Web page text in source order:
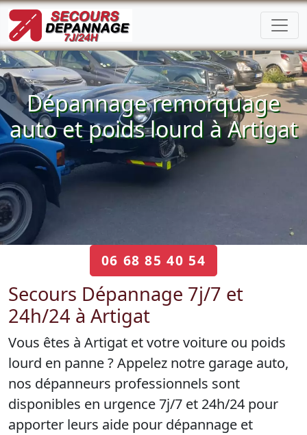
Dépannage remorquage
auto et poids lourd à Artigat
06 68 85 40 54
Secours Dépannage 7j/7 et
24h/24 à Artigat
Vous êtes à Artigat et votre voiture ou poids
lourd en panne ? Appelez notre garage auto,
nos dépanneurs professionnels sont
disponibles en urgence 7j/7 et 24h/24 pour
apporter leurs aide pour dépannage et